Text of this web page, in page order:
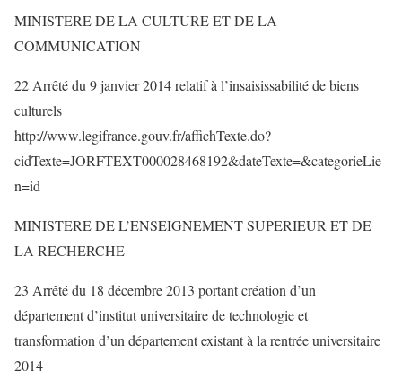
MINISTERE DE LA CULTURE ET DE LA
COMMUNICATION
22 Arrêté du 9 janvier 2014 relatif à l’insaisissabilité de biens
culturels
http://www.legifrance.gouv.fr/affichTexte.do?
cidTexte=JORFTEXT000028468192&dateTexte=&categorieLie
n=id
MINISTERE DE L’ENSEIGNEMENT SUPERIEUR ET DE
LA RECHERCHE
23 Arrêté du 18 décembre 2013 portant création d’un
département d’institut universitaire de technologie et
transformation d’un département existant à la rentrée universitaire
2014